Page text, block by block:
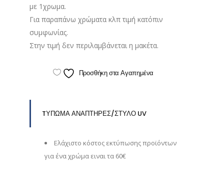
με 1χρωμα.
Για παραπάνω χρώματα κλπ τιμή κατόπιν
συμφωνίας.
Στην τιμή δεν περιλαμβάνεται η μακέτα.
Προσθήκη στα Αγαπημένα
TΥΠΩΜΑ ΑΝΑΠΤΗΡΕΣ/ΣΤΥΛΟ UV
Eλάχιστο κόστος εκτύπωσης προϊόντων
για ένα χρώμα ειναι τα 60€